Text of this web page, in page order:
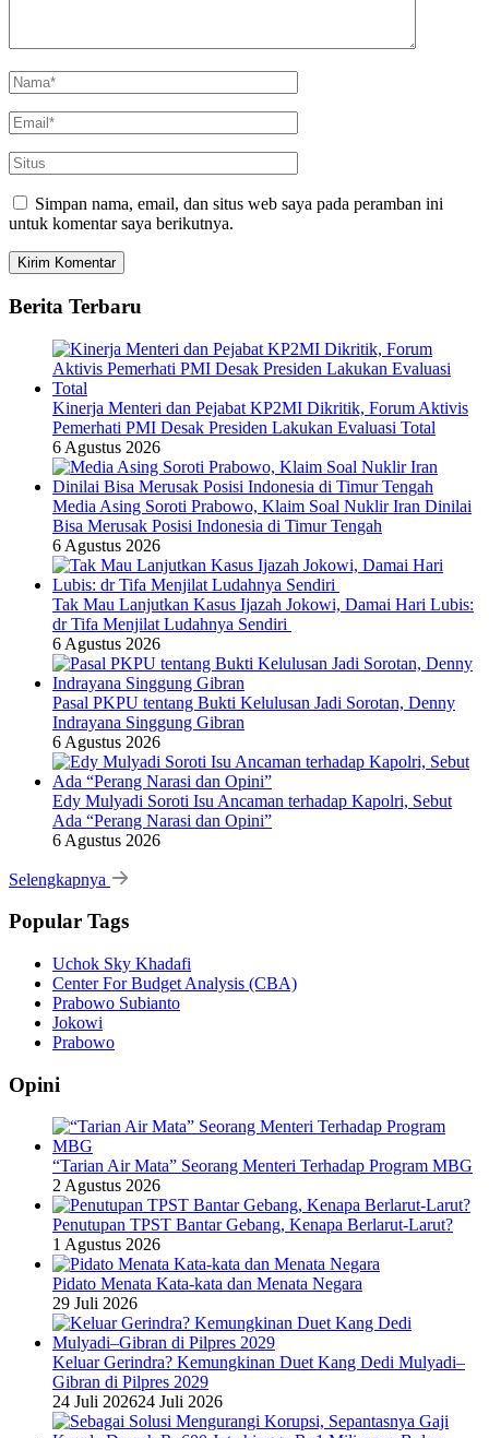
Simpan nama, email, dan situs web saya pada peramban ini
untuk komentar saya berikutnya.
Berita Terbaru
Kinerja Menteri dan Pejabat KP2MI Dikritik, Forum Aktivis
Pemerhati PMI Desak Presiden Lakukan Evaluasi Total
6 Agustus 2026
Media Asing Soroti Prabowo, Klaim Soal Nuklir Iran Dinilai
Bisa Merusak Posisi Indonesia di Timur Tengah
6 Agustus 2026
Tak Mau Lanjutkan Kasus Ijazah Jokowi, Damai Hari Lubis:
dr Tifa Menjilat Ludahnya Sendiri
6 Agustus 2026
Pasal PKPU tentang Bukti Kelulusan Jadi Sorotan, Denny
Indrayana Singgung Gibran
6 Agustus 2026
Edy Mulyadi Soroti Isu Ancaman terhadap Kapolri, Sebut
Ada “Perang Narasi dan Opini”
6 Agustus 2026
Selengkapnya
Popular Tags
Uchok Sky Khadafi
Center For Budget Analysis (CBA)
Prabowo Subianto
Jokowi
Prabowo
Opini
“Tarian Air Mata” Seorang Menteri Terhadap Program MBG
2 Agustus 2026
Penutupan TPST Bantar Gebang, Kenapa Berlarut-Larut?
1 Agustus 2026
Pidato Menata Kata-kata dan Menata Negara
29 Juli 2026
Keluar Gerindra? Kemungkinan Duet Kang Dedi Mulyadi–
Gibran di Pilpres 2029
24 Juli 202624 Juli 2026